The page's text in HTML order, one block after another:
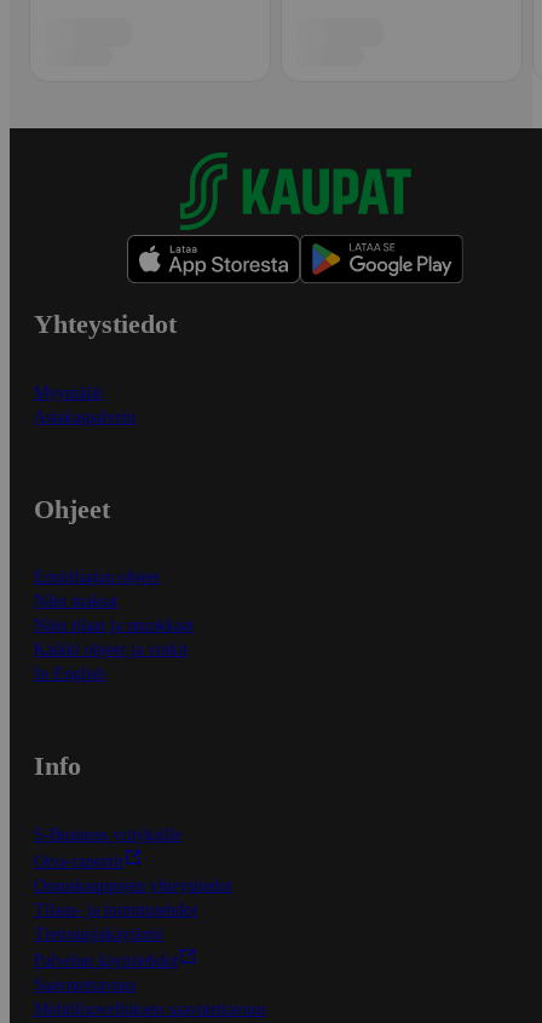
Yhteystiedot
Myymälät
Asiakaspalvelu
Ohjeet
Ensitilaajan ohjeet
Näin maksat
Näin tilaat ja muokkaat
Kaikki ohjeet ja vinkit
In English
Info
S-Business yrityksille
Oiva-raportit
Osuuskauppojen yhteystiedot
Tilaus- ja toimitusehdot
Tietosuojakäytäntö
Palvelun käyttöehdot
Saavutettavuus
Mobiilisovelluksen saavutettavuus